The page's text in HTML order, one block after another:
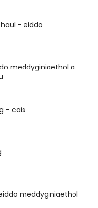
- eiddo
meddyginiaethol a
- cais
meddyginiaethol